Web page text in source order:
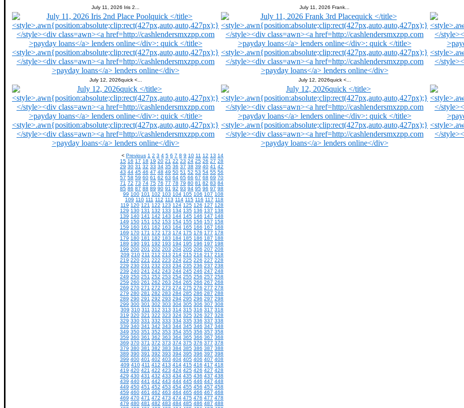
July 11, 2026 Iris 2...
July 11, 2026 Frank...
July 12, 2026quick <... July 12, 2026quick <...
< Previous 1 2 3 4 5 6 7 8 9 10 11 12 13 14
15 16 17 18 19 20 21 22 23 24 25 26 27 28
29 30 31 32 33 34 35 36 37 38 39 40 41 42
43 44 45 46 47 48 49 50 51 52 53 54 55 56
57 58 59 60 61 62 63 64 65 66 67 68 69 70
71 72 73 74 75 76 77 78 79 80 81 82 83 84
85 86 87 88 89 90 91 92 93 94 95 96 97 98
99 100 101 102 103 104 105 106 107 108
109 110 111 112 113 114 115 116 117 118
119 120 121 122 123 124 125 126 127 128
129 130 131 132 133 134 135 136 137 138
139 140 141 142 143 144 145 146 147 148
149 150 151 152 153 154 155 156 157 158
159 160 161 162 163 164 165 166 167 168
169 170 171 172 173 174 175 176 177 178
179 180 181 182 183 184 185 186 187 188
189 190 191 192 193 194 195 196 197 198
199 200 201 202 203 204 205 206 207 208
209 210 211 212 213 214 215 216 217 218
219 220 221 222 223 224 225 226 227 228
229 230 231 232 233 234 235 236 237 238
239 240 241 242 243 244 245 246 247 248
249 250 251 252 253 254 255 256 257 258
259 260 261 262 263 264 265 266 267 268
269 270 271 272 273 274 275 276 277 278
279 280 281 282 283 284 285 286 287 288
289 290 291 292 293 294 295 296 297 298
299 300 301 302 303 304 305 306 307 308
309 310 311 312 313 314 315 316 317 318
319 320 321 322 323 324 325 326 327 328
329 330 331 332 333 334 335 336 337 338
339 340 341 342 343 344 345 346 347 348
349 350 351 352 353 354 355 356 357 358
359 360 361 362 363 364 365 366 367 368
369 370 371 372 373 374 375 376 377 378
379 380 381 382 383 384 385 386 387 388
389 390 391 392 393 394 395 396 397 398
399 400 401 402 403 404 405 406 407 408
409 410 411 412 413 414 415 416 417 418
419 420 421 422 423 424 425 426 427 428
429 430 431 432 433 434 435 436 437 438
439 440 441 442 443 444 445 446 447 448
449 450 451 452 453 454 455 456 457 458
459 460 461 462 463 464 465 466 467 468
469 470 471 472 473 474 475 476 477 478
479 480 481 482 483 484 485 486 487 488